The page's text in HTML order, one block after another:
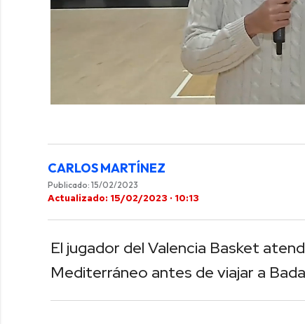
0
minutes,
secondsVolume
0%
CARLOS MARTÍNEZ
Publicado: 15/02/2023
Actualizado: 15/02/2023 · 10:13
El jugador del Valencia Basket
Mediterráneo antes de viajar a